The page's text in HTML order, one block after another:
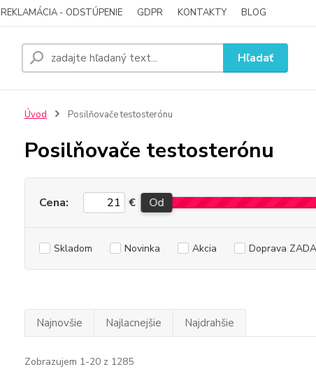
REKLAMÁCIA - ODSTÚPENIE GDPR KONTAKTY BLOG
Hľadať
Úvod Posilňovače testosterónu
Posilňovače testosterónu
Cena: € Od
Skladom Novinka Akcia Doprava
Najnovšie Najlacnejšie Najdrahšie
Zobrazujem 1-20 z 1285